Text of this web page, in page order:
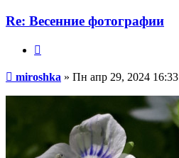
Re: Весенние фотографии
Сообщение
miroshka » Пн апр 29, 2024 16:33